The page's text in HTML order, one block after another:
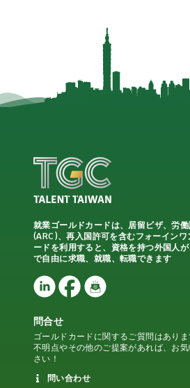
就業ゴールドカードは、居留ビザ、労
(ARC)、再入国許可を含むフォーイン
ードを利用すると、資格を持つ外国人
で自由に求職、就職、転職できます
問合せ
ゴールドカードに関するご質問はあり
不明点やその他のご提案があれば、お
さい！
問い合わせ